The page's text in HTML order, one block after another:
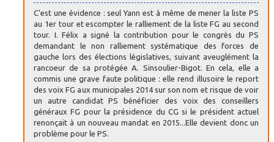
C’est une évidence : seul Yann est à même de mener la liste PS
au 1er tour et escompter le ralliement de la liste FG au second
tour. I. Félix a signé la contribution pour le congrès du PS
demandant le non ralliement systématique des forces de
gauche lors des élections législatives, suivant aveuglément la
rancoeur de sa protégée A. Sinsoulier-Bigot. En cela, elle a
commis une grave faute politique : elle rend illusoire le report
des voix FG aux municipales 2014 sur son nom et risque de voir
un autre candidat PS bénéficier des voix des conseillers
généraux FG pour la présidence du CG si le président actuel
renonçait à un nouveau mandat en 2015...Elle devient donc un
problème pour le PS.